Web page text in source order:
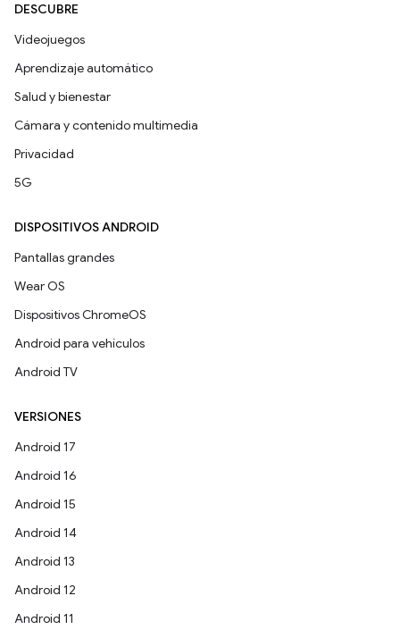
DESCUBRE
Videojuegos
Aprendizaje automático
Salud y bienestar
Cámara y contenido multimedia
Privacidad
5G
DISPOSITIVOS ANDROID
Pantallas grandes
Wear OS
Dispositivos ChromeOS
Android para vehículos
Android TV
VERSIONES
Android 17
Android 16
Android 15
Android 14
Android 13
Android 12
Android 11